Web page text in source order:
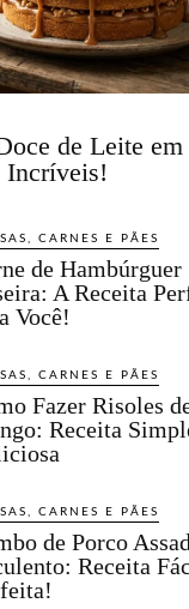
de Leite em
Incríveis!
CARNES E PÃES
de Hambúrguer
A Receita
Você!
CARNES E PÃES
Fazer Risoles
Receita
CARNES E PÃES
de Porco
Receita